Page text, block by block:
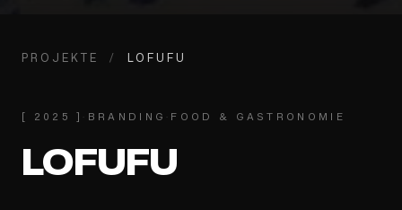
PROJEKTE / LOFUFU
[ 2025 ] BRANDING FOOD & GASTRONOMIE
LOFUFU